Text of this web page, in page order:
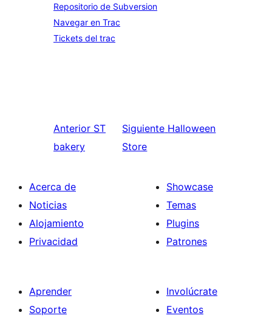
Repositorio de Subversion
Navegar en Trac
Tickets del trac
Anterior ST
bakery
Siguiente Halloween
Store
Acerca de
Noticias
Alojamiento
Privacidad
Showcase
Temas
Plugins
Patrones
Aprender
Soporte
Involúcrate
Eventos